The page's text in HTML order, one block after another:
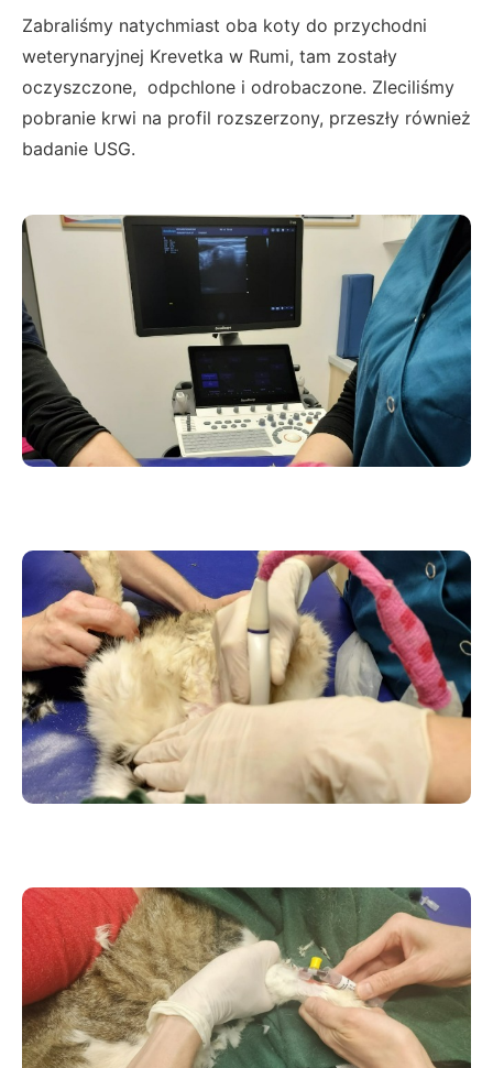
Zabraliśmy natychmiast oba koty do przychodni
weterynaryjnej Krevetka w Rumi, tam zostały
oczyszczone, odpchlone i odrobaczone. Zleciliśmy
pobranie krwi na profil rozszerzony, przeszły również
badanie USG.